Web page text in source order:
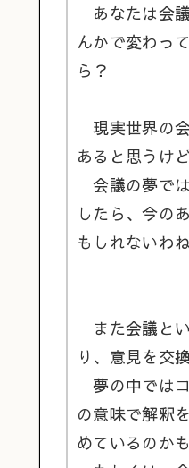
あなたは会
んかで変わっ
ら？
現実世界の
あると思うけ
会議の夢で
したら、今の
もしれないわね
また会議と
り、意見を交
夢の中では
の意味で解釈
めているのか